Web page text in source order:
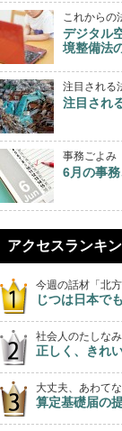
これからの
デジタル
境整備法
注目される
注目され
事務ごよみ
6月の事
アクセスランキ
今週の話材「北方
じつは日本で
社会人のたしなみ
正しく、きれ
大丈夫、あわてな
算定基礎届の